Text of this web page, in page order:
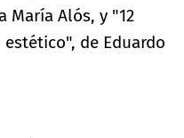
María Alós, y "12
de Eduardo